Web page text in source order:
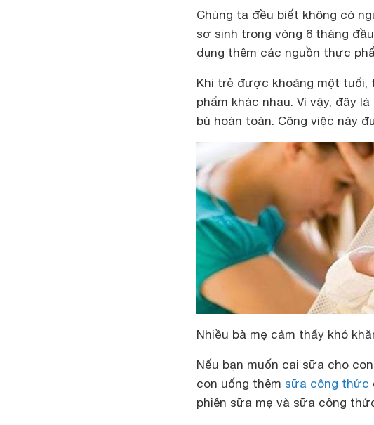
Chúng ta đều biết không có
sơ sinh trong vòng 6 tháng
dụng thêm các nguồn thực
Khi trẻ được khoảng một
phẩm khác nhau. Vì vậy, đây
bú hoàn toàn. Công việc này
Nhiều bà mẹ cảm thấy khó
Nếu bạn muốn cai sữa cho
con uống thêm sữa công thức
phiên sữa mẹ và sữa công